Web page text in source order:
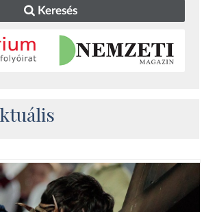
Keresés